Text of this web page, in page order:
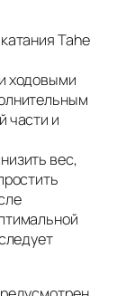
Tahe
ходовыми
части и
вес,